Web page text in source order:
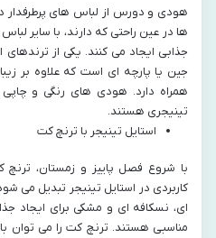
هودی و دورس از لباس‌ های پرطرفدار
ها در عین راحتی که دارند، با سایر
جذابی ایجاد می‌ کنند. یکی از
جین یا پارچه‌ ای است که علاوه بر
همراه دارد. هودی‌ های رنگی و
تینیجری هستند.
استایل تینیجر با ترنچ کت
با شروع فصل پاییز و زمستان،
کاربردی در استایل تینیجر تبدیل می‌
ای، نسکافه‌ ای و مشکی برای ایجاد
مناسبی هستند. ترنچ کت را می‌ توان